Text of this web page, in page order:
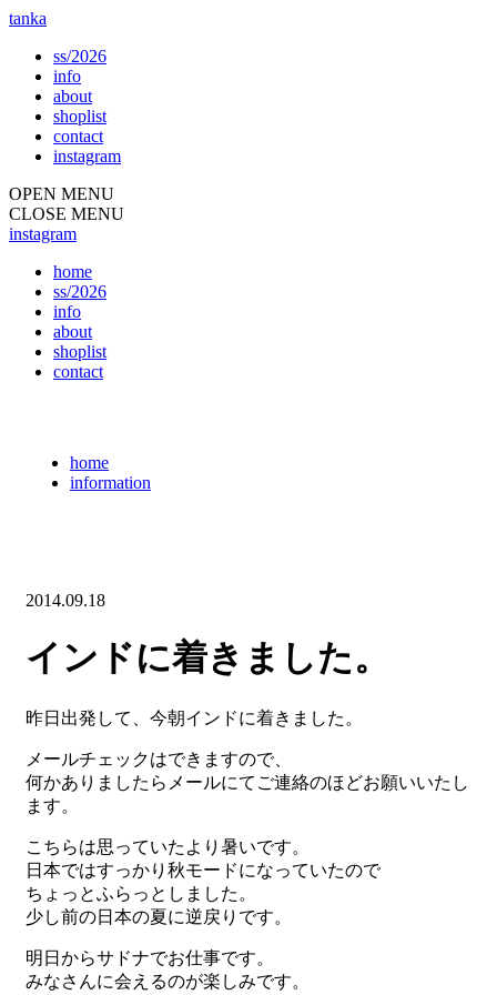
tanka
ss/2026
info
about
shoplist
contact
instagram
OPEN MENU
CLOSE MENU
instagram
home
ss/2026
info
about
shoplist
contact
home
information
2014.09.18
インドに着きました。
昨日出発して、今朝インドに着きました。
メールチェックはできますので、
何かありましたらメールにてご連絡のほどお願いいたし
ます。
こちらは思っていたより暑いです。
日本ではすっかり秋モードになっていたので
ちょっとふらっとしました。
少し前の日本の夏に逆戻りです。
明日からサドナでお仕事です。
みなさんに会えるのが楽しみです。